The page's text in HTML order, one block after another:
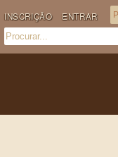
INSCRIÇÃO ENTRAR